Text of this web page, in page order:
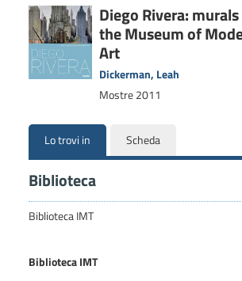
Dettaglio
del
documento
Diego Rivera:
the Museum of
Art
Dickerman, Leah
Mostre2011
Lo trovi in Scheda
Biblioteca
Biblioteca IMT
Biblioteca IMT